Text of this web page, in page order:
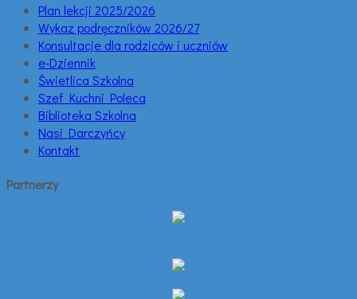
Plan lekcji 2025/2026
Wykaz podręczników 2026/27
Konsultacje dla rodziców i uczniów
e-Dziennik
Świetlica Szkolna
Szef Kuchni Poleca
Biblioteka Szkolna
Nasi Darczyńcy
Kontakt
Partnerzy